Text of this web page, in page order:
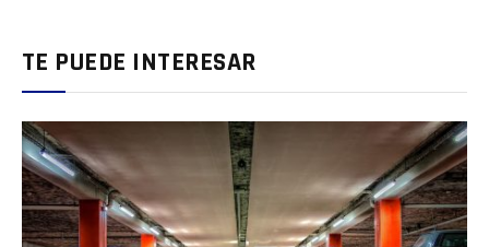
TE PUEDE INTERESAR